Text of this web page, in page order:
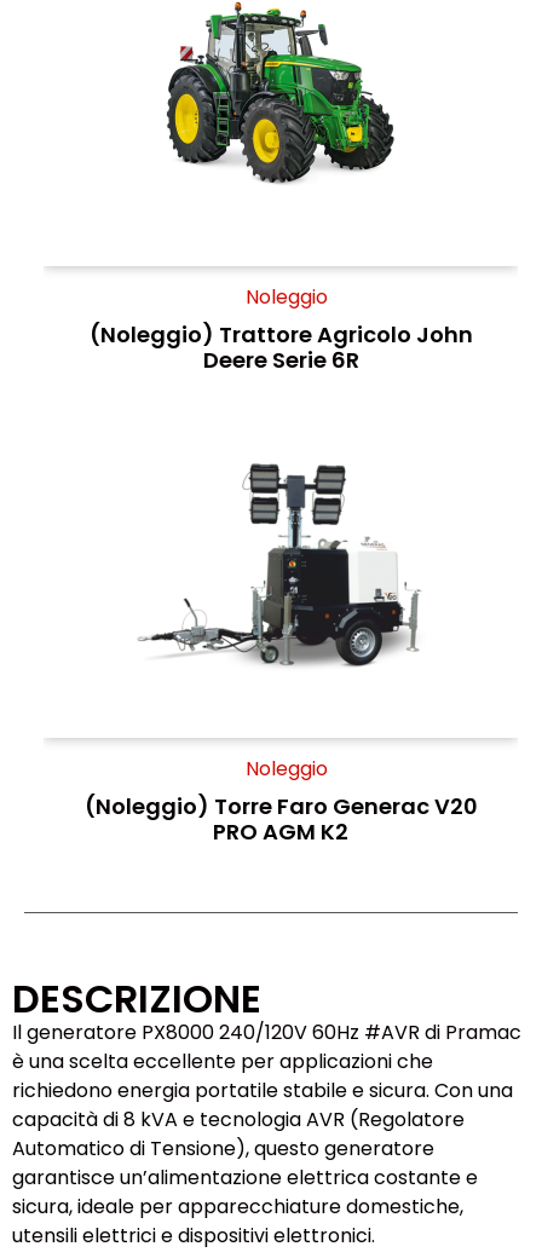
Noleggio
(Noleggio) Trattore Agricolo John
Deere Serie 6R
Noleggio
(Noleggio) Torre Faro Generac V20
PRO AGM K2
DESCRIZIONE
Il generatore PX8000 240/120V 60Hz #AVR di Pramac
è una scelta eccellente per applicazioni che
richiedono energia portatile stabile e sicura. Con una
capacità di 8 kVA e tecnologia AVR (Regolatore
Automatico di Tensione), questo generatore
garantisce un’alimentazione elettrica costante e
sicura, ideale per apparecchiature domestiche,
utensili elettrici e dispositivi elettronici.